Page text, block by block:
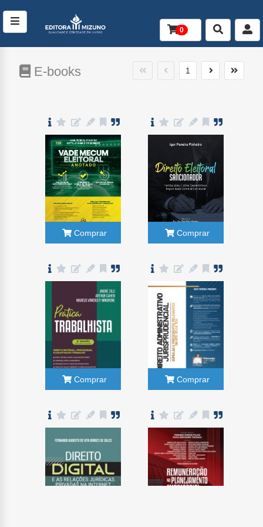
0
E-books 1
Comprar Comprar
Comprar Comprar